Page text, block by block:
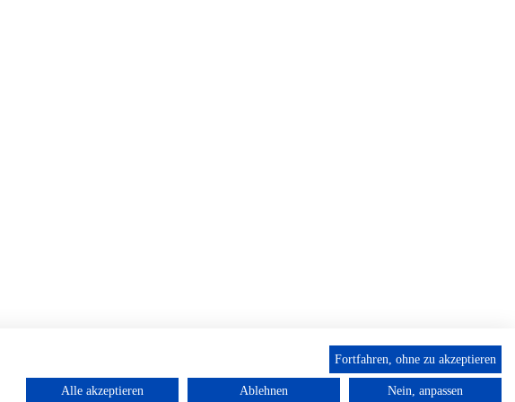
Fortfahren, ohne zu akzeptieren
Alle akzeptieren Ablehnen Nein, anpassen